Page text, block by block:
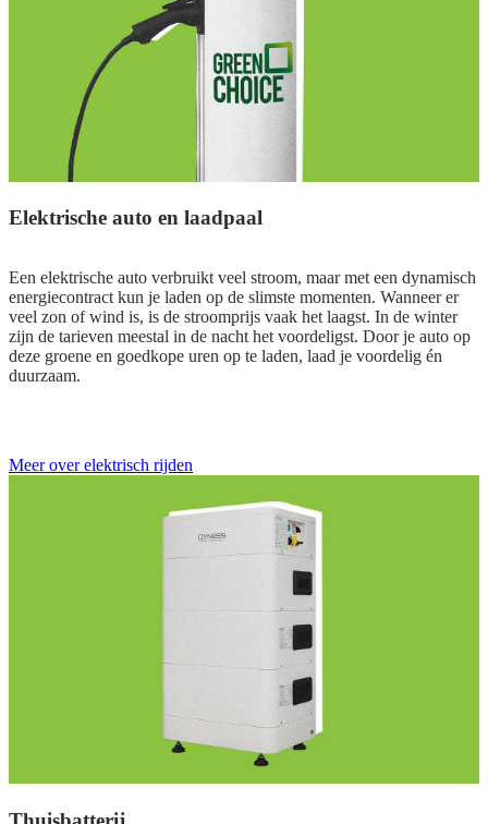
Elektrische auto en laadpaal
Een elektrische auto verbruikt veel stroom, maar met een dynamisch
energiecontract kun je laden op de slimste momenten. Wanneer er
veel zon of wind is, is de stroomprijs vaak het laagst. In de winter
zijn de tarieven meestal in de nacht het voordeligst. Door je auto op
deze groene en goedkope uren op te laden, laad je voordelig én
duurzaam.
Meer over elektrisch rijden